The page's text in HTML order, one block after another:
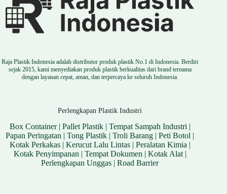
Raja Plastik Indonesia adalah distributor produk plastik No.1 di Indonesia. Berdiri
sejak 2015, kami menyediakan produk plastik berkualitas dari brand ternama
dengan layanan cepat, aman, dan terpercaya ke seluruh Indonesia.
Perlengkapan Plastik Industri
Box Container| Pallet Plastik| Tempat Sampah Industri |
Papan Peringatan |Tong Plastik |Troli Barang |Peti Botol |
Kotak Perkakas| Kerucut Lalu Lintas| Peralatan Kimia |
Kotak Penyimpanan | Tempat Dokumen | Kotak Alat|
Perlengkapan Unggas |Road Barrier